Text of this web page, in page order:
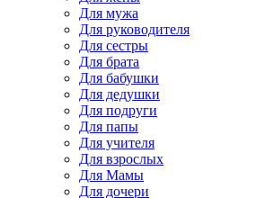
Для мужа
Для руководителя
Для сестры
Для брата
Для бабушки
Для дедушки
Для подруги
Для папы
Для учителя
Для взрослых
Для Мамы
Для дочери